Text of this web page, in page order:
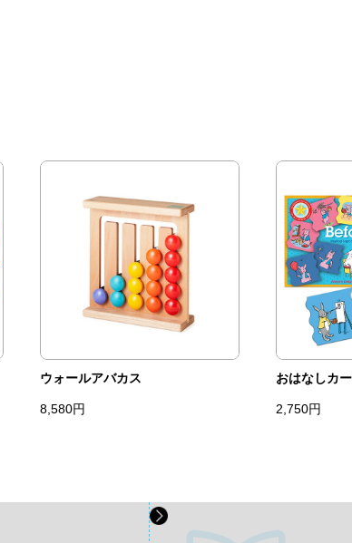
ウォールアバカス
8,580円
おはなしカ
2,750円